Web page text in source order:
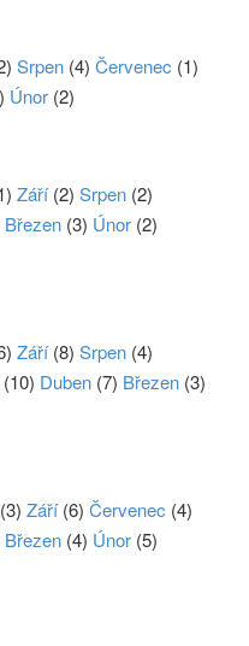
Srpen (4) Červenec (1)
Únor (2)
Září(2) Srpen (2)
Březen (3) Únor (2)
Září(8) Srpen (4)
(10) Duben (7) Březen (3)
(3) Září(6) Červenec (4)
Březen (4) Únor (5)